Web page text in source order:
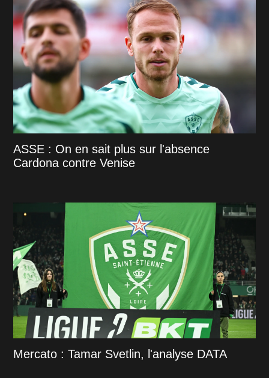
ASSE : On en sait plus sur l'absence
Cardona contre Venise
Mercato : Tamar Svetlin, l'analyse DATA